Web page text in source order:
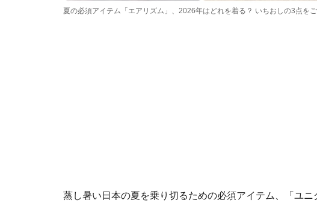
夏の必須アイテム「エアリズム」、2026年はどれを着る？ いちおしの3点を
蒸し暑い日本の夏を乗り切るための必須アイテム、「ユ